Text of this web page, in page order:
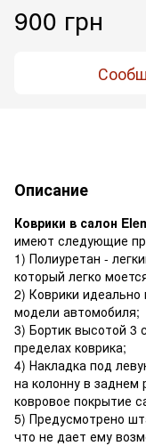
900 грн
Описание
Коврики в салон
имеют следующие
1) Полиуретан -
который легко
2) Коврики идеально
модели автомобиля;
3) Бортик высотой 3
пределах коврика;
4) Накладка под
на колонну в
ковровое покрытие
5) Предусмотрено
что не дает ему